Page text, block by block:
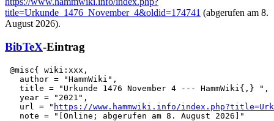
title=Urkunde_1476_November_4&oldid=174741 (abgerufen am 8.
August 2026).
BibTeX-Eintrag
@misc{ wiki:xxx,
   author = "HammWiki",
   title = "Urkunde 1476 November 4 --- HammWiki{,} ",
   year = "2021",
   url = "
https://www.hammwiki.info/
   note = "[Online; abgerufen am 8. August 2026]"